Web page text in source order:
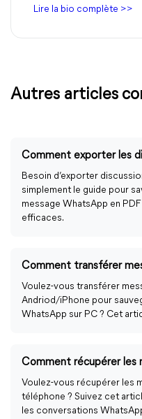
Lire la bio complète >>
Autres articles
Besoin d’exporter
simplement le guide pour
message WhatsApp en
efficaces.
Voulez-vous transférer
Andriod/iPhone pour
WhatsApp sur PC ? Cet
Voulez-vous récupérer les
téléphone ? Suivez cet
les conversations